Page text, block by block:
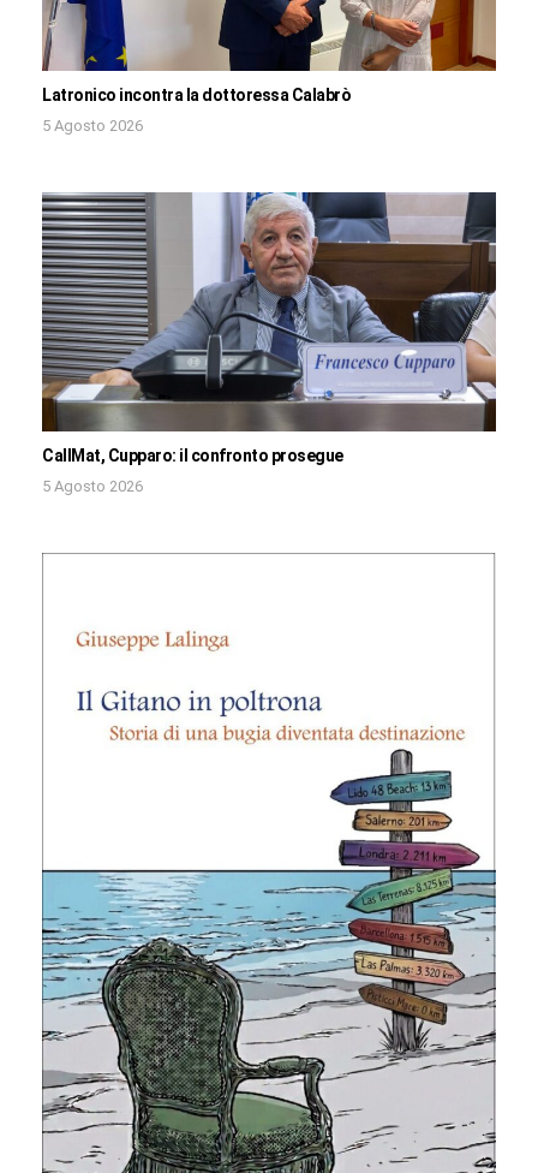
Latronico incontra la dottoressa Calabrò
5 Agosto 2026
CallMat, Cupparo: il confronto prosegue
5 Agosto 2026